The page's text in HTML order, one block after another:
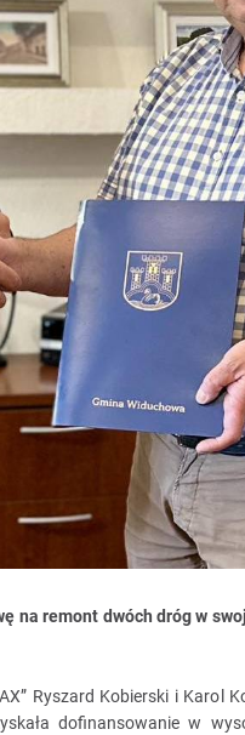
na remont dwóch dróg w
Ryszard Kobierski i Karol
dofinansowanie w